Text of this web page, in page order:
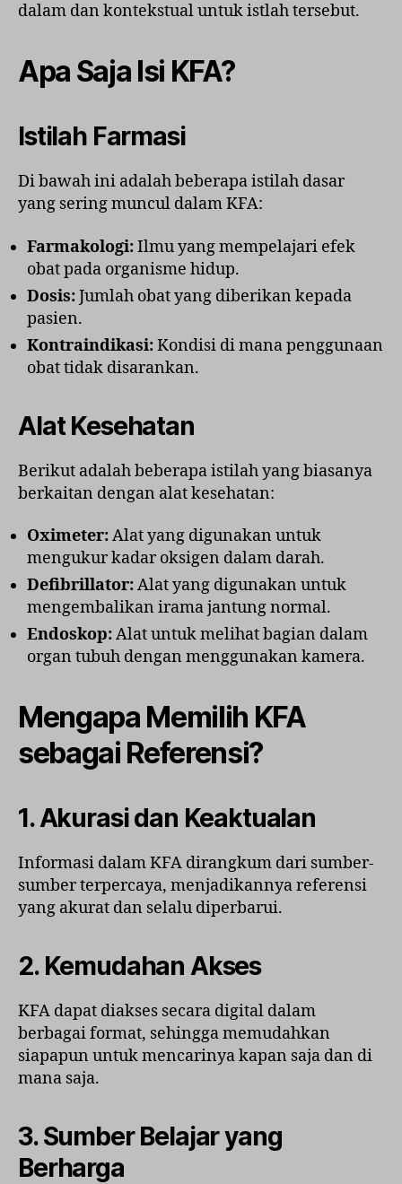
dalam dan kontekstual untuk istlah tersebut.
Apa Saja Isi KFA?
Istilah Farmasi
Di bawah ini adalah beberapa istilah dasar
yang sering muncul dalam KFA:
Farmakologi:Ilmu yang mempelajari efek
obat pada organisme hidup.
Dosis:Jumlah obat yang diberikan kepada
pasien.
Kontraindikasi:Kondisi di mana penggunaan
obat tidak disarankan.
Alat Kesehatan
Berikut adalah beberapa istilah yang biasanya
berkaitan dengan alat kesehatan:
Oximeter:Alat yang digunakan untuk
mengukur kadar oksigen dalam darah.
Defibrillator:Alat yang digunakan untuk
mengembalikan irama jantung normal.
Endoskop:Alat untuk melihat bagian dalam
organ tubuh dengan menggunakan kamera.
Mengapa Memilih KFA
sebagai Referensi?
1. Akurasi dan Keaktualan
Informasi dalam KFA dirangkum dari sumber-
sumber terpercaya, menjadikannya referensi
yang akurat dan selalu diperbarui.
2. Kemudahan Akses
KFA dapat diakses secara digital dalam
berbagai format, sehingga memudahkan
siapapun untuk mencarinya kapan saja dan di
mana saja.
3. Sumber Belajar yang
Berharga